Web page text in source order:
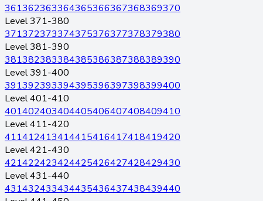
361362363364365366367368369370
Level 371-380
371372373374375376377378379380
Level 381-390
381382383384385386387388389390
Level 391-400
391392393394395396397398399400
Level 401-410
401402403404405406407408409410
Level 411-420
411412413414415416417418419420
Level 421-430
421422423424425426427428429430
Level 431-440
431432433434435436437438439440